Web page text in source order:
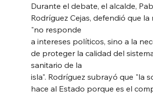
Durante el debate, el alcalde,
Rodríguez Cejas, defendió que la
"no responde
a intereses políticos, sino a la
de proteger la calidad del
sanitario de la
isla". Rodríguez subrayó que "la
hace al Estado porque es el